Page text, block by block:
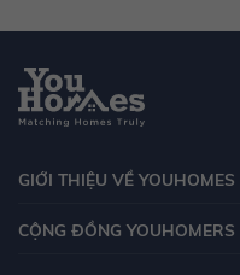
GIỚI THIỆU VỀ YOUHOMES
CỘNG ĐỒNG YOUHOMERS